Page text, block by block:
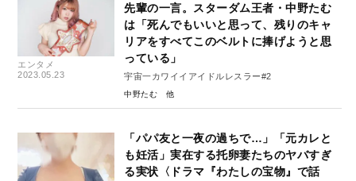
エンタメ
2023.05.23
先輩の一言。スターダム王者・中野たむ
は「死んでもいいと思って、残りのキャ
リアをすべてこのベルトに捧げようと思
っている」
宇宙一カワイイアイドルレスラー#2
中野たむ
「パパ友と一夜の過ちで…」「元カレと
も妊活」実在する托卵妻たちのヤバすぎ
る実状〈ドラマ『わたしの宝物』で話